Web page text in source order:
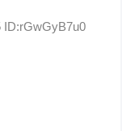
ID:rGwGyB7u0